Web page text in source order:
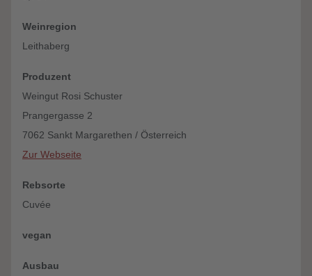
Weinregion
Leithaberg
Produzent
Weingut Rosi Schuster
Prangergasse 2
7062 Sankt Margarethen / Österreich
Zur Webseite
Rebsorte
Cuvée
vegan
Ausbau